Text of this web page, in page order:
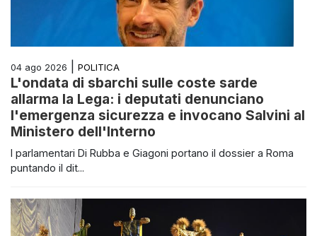
04 ago 2026 POLITICA
L'ondata di sbarchi sulle coste sarde
allarma la Lega: i deputati denunciano
l'emergenza sicurezza e invocano Salvini al
Ministero dell'Interno
I parlamentari Di Rubba e Giagoni portano il dossier a Roma
puntando il dit...